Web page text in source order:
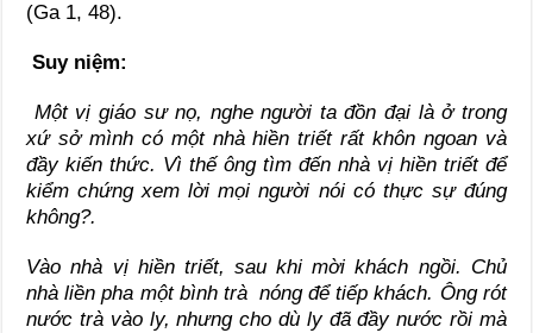
(Ga 1, 48).
Suy niệm:
Một vị giáo sư nọ, nghe người ta đồn đại là ở trong
xứ sở mình có một nhà hiền triết rất khôn ngoan và
đầy kiến thức. Vì thế ông tìm đến nhà vị hiền triết để
kiểm chứng xem lời mọi người nói có thực sự đúng
không?.
Vào nhà vị hiền triết, sau khi mời khách ngồi. Chủ
nhà liền pha một bình trà nóng để tiếp khách. Ông rót
nước trà vào ly, nhưng cho dù ly đã đầy nước rồi mà